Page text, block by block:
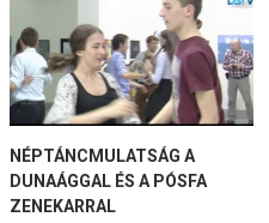
NÉPTÁNCMULATSÁG A
DUNAÁGGAL ÉS A PÓSFA
ZENEKARRAL